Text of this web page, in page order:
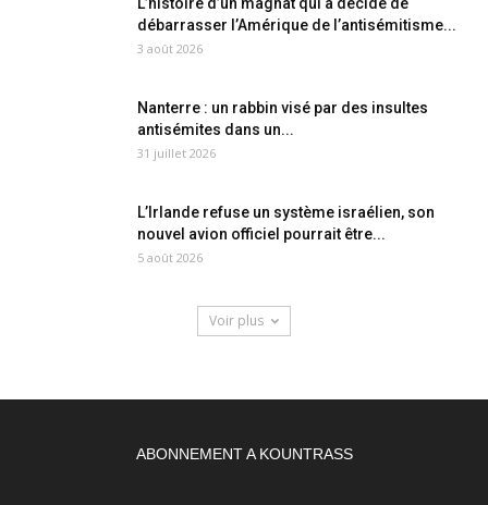
débarrasser l’Amérique de l’antisémitisme...
3 août 2026
Nanterre : un rabbin visé par des insultes
antisémites dans un...
31 juillet 2026
L’Irlande refuse un système israélien, son
nouvel avion officiel pourrait être...
5 août 2026
Voir plus
ABONNEMENT A KOUNTRASS